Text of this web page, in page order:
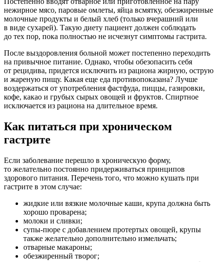
нежирное мясо, паровые омлеты, яйца всмятку, обезжиренные
молочные продукты и белый хлеб (только вчерашний или
в виде сухарей). Такую диету пациент должен соблюдать
до тех пор, пока полностью не исчезнут симптомы гастрита.
После выздоровления больной может постепенно переходить
на привычное питание. Однако, чтобы обезопасить себя
от рецидива, придется исключить из рациона жирную, острую
и жареную пищу. Какая еще еда противопоказана? Лучше
воздержаться от употребления фастфуда, пиццы, газировки,
кофе, какао и грубых сырых овощей и фруктов. Спиртное
исключается из рациона на длительное время.
Как питаться при хроническом
гастрите
Если заболевание перешло в хроническую форму,
то желательно постоянно придерживаться принципов
здорового питания. Перечень того, что можно кушать при
гастрите в этом случае:
жидкие или вязкие молочные каши, крупа должна быть
хорошо проварена;
молоки и сливки;
супы-пюре с добавлением протертых овощей, крупы
также желательно дополнительно измельчать;
отварные макароны;
обезжиренный творог;